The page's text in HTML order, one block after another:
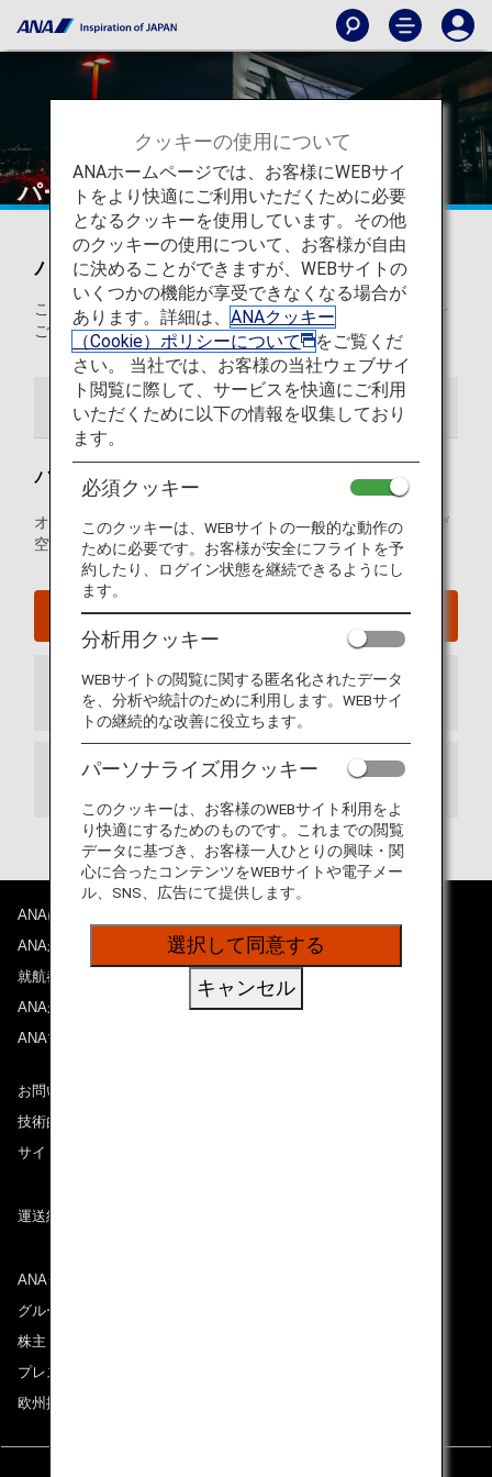
パース国際空港
パース国際空港からの発着
このページでは、パース空港から目的地までの役立つ情報を
ご紹介します。
空港ガイド ご案内
パース国際空港ガイド
オーストラリア・パース空港の発着ターミナルマップおよび
空港内に関するその他の情報。
パース国際空港ウェブサイト
到着ターミナル
出発ターミナル
ANAについて
ANAからのお知らせ
就航都市
ANAがお約束する体験
ANAマイレージクラブ
お問い合わせ
技術的なお問い合わせ（推奨環境）
サイトマップ
運送約款
ANAグループについて
グループ企業一覧
株主・投資家情報
プレスリリース
欧州採用情報
クッキーの使用について
ANAホームページでは、お客様にWEBサイ
トをより快適にご利用いただくために必要
となるクッキーを使用しています。その他
のクッキーの使用について、お客様が自由
に決めることができますが、WEBサイトの
いくつかの機能が享受できなくなる場合が
あります。詳細は、 ANAクッキー
（Cookie）ポリシーについて
をご覧くだ
さい。 当社では、お客様の当社ウェブサイ
ト閲覧に際して、サービスを快適にご利用
いただくために以下の情報を収集しており
ます。
必須クッキー
このクッキーは、WEBサイトの一般的な動作の
ために必要です。お客様が安全にフライトを予
約したり、ログイン状態を継続できるようにし
ます。
分析用クッキー
WEBサイトの閲覧に関する匿名化されたデータ
を、分析や統計のために利用します。WEBサイ
トの継続的な改善に役立ちます。
パーソナライズ用クッキー
このクッキーは、お客様のWEBサイト利用をよ
り快適にするためのものです。これまでの閲覧
データに基づき、お客様一人ひとりの興味・関
心に合ったコンテンツをWEBサイトや電子メー
ル、SNS、広告にて提供します。
選択して同意する
キャンセル